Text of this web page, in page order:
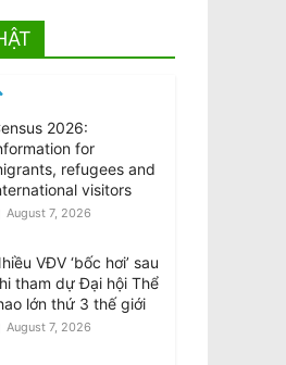
2026:
for
refugees and
visitors
August 7, 2026
VĐV ‘bốc hơi’ sau
tham dự Đại hội Thể
lớn thứ 3 thế giới
August 7, 2026